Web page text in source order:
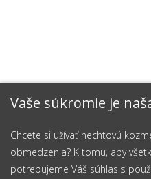
Vaše súkromie je
Chcete si užívať nechtovú
obmedzenia? K tomu, aby
potrebujeme Váš súhlas s